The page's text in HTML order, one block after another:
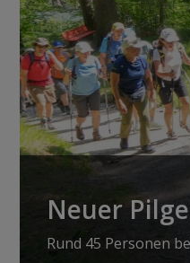
Neuer
Rund 45 Personen